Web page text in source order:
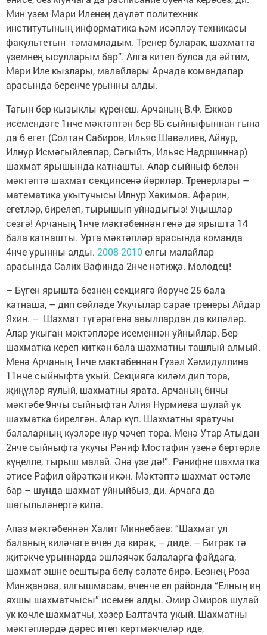
Мин үзем Мари Иленең дәүләт политехник
институтының информатика һәм исәпләү техникасы
факультетын тәмамладым. Тренер буларак, шахматта
үземнең ысулларым бар”. Алга китеп булса да әйтим,
Мари Иле кызлары, малайлары Арчада командалар
арасында беренче урынны алды.
Тагын бер кызыклы күренеш. Арчаның В.Ф. Ежков
исемендәге 1нче мәктәптән бер 8Б сыйныфыннан гына
да 6 егет (Солтан Сабиров, Ильяс Шәвәлиев, Айнур,
Илнур Исмәгыйлевлар, Сәгыйть, Ильяс Надршиннар)
шахмат ярышында катнашты. Алар сыйныф белән
мәктәптә шахмат секциясенә йөриләр. Тренерлары –
математика укытучысы Илнур Хәкимов. Афәрин,
егетләр, бирелеп, тырышып уйнадыгыз! Уңышлар
сезгә! Арчаның 1нче мәктәбеннән генә дә ярышта 14
бала катнашты. Урта мәктәпләр арасында команда
4нче урынны алды. 2008-2010елгы малайлар
арасында Салих Вафинда 2нче нәтиҗә. Молодец!
– Бүген ярышта безнең секциягә йөрүче 25 бала
катнаша, – дип сөйләде Укучылар сарае тренеры Айдар
Яхин. – Шахмат түгәрәгенә авыллардан да киләләр.
Алар укыган мәктәпләре исеменнән уйныйлар. Бер
шахматка кереп киткән бала шахматны ташлый алмый.
Менә Арчаның 1нче мәктәбеннән Гүзәл Хәмидуллина
11нче сыйныфта укый. Секциягә киләм дип тора,
җиңүләр яулый, шахматны ярата. Арчаның 6нчы
мәктәбе 9нчы сыйныфтан Алия Нурмиева шулай ук
шахматка бирелгән. Алар күп. Шахматны яратучы
балаларның күзләре нур чәчеп тора. Менә Утар Атыдан
2нче сыйныфта укучы Рәниф Мостафин үзенә бертөрле
күңелле, тырыш малай. Әнә үзе дә!”. Рәнифне шахматка
әтисе Рафил өйрәткән икән. Мәктәптә шахмат өстәле
бар – шунда шахмат уйныйбыз, ди. Арчага да
шөгыльләнергә килә.
Апаз мәктәбеннән Халит Миннебаев: “Шахмат ул
баланың киләчәге өчен дә кирәк, – диде. – Бигрәк тә
җитәкче урыннарда эшләячәк балаларга файдага,
шахмат эшне оештыра белү сәләте бирә. Безнең Роза
Минҗанова, ялгышмасам, өченче ел районда “Елның иң
яхшы шахматчысы” исемен алды. Әмир Әмиров шулай
ук көчле шахматчы, хәзер Балтачта укый. Шахматны
мәктәпләрдә дәрес итеп кертмәкчеләр иде,